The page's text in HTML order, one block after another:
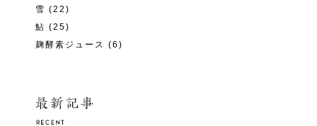
雪 (22)
鮎 (25)
麹酵素ジュース (6)